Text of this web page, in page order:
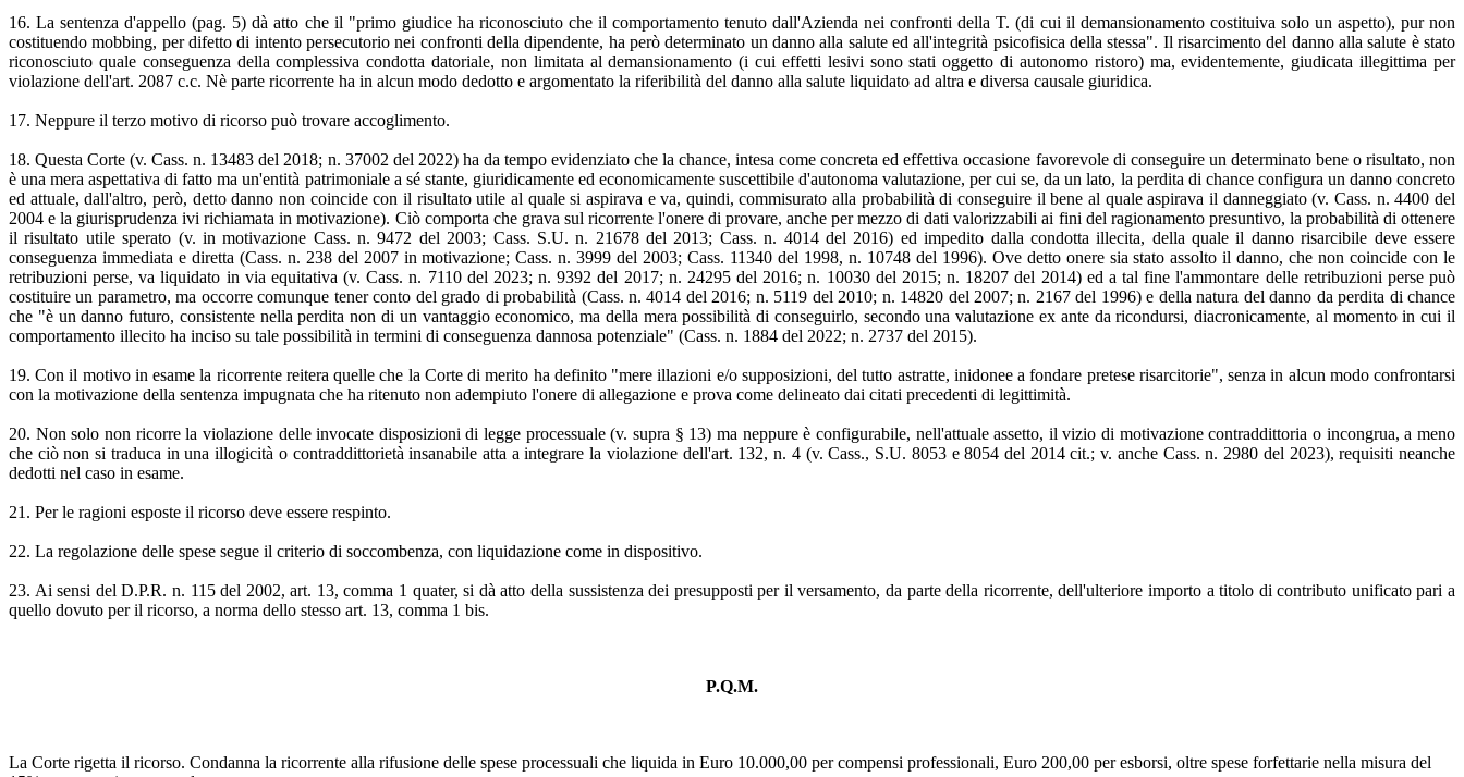
16. La sentenza d'appello (pag. 5) dà atto che il "primo giudice ha riconosciuto che il comportamento tenuto dall'Azienda nei confronti della T. (di cui il demansionamento costituiva solo un aspetto), pur non
costituendo mobbing, per difetto di intento persecutorio nei confronti della dipendente, ha però determinato un danno alla salute ed all'integrità psicofisica della stessa". Il risarcimento del danno alla salute è stato
riconosciuto quale conseguenza della complessiva condotta datoriale, non limitata al demansionamento (i cui effetti lesivi sono stati oggetto di autonomo ristoro) ma, evidentemente, giudicata illegittima per
violazione dell'art. 2087 c.c. Nè parte ricorrente ha in alcun modo dedotto e argomentato la riferibilità del danno alla salute liquidato ad altra e diversa causale giuridica.
17. Neppure il terzo motivo di ricorso può trovare accoglimento.
18. Questa Corte (v. Cass. n. 13483 del 2018; n. 37002 del 2022) ha da tempo evidenziato che la chance, intesa come concreta ed effettiva occasione favorevole di conseguire un determinato bene o risultato, non
è una mera aspettativa di fatto ma un'entità patrimoniale a sé stante, giuridicamente ed economicamente suscettibile d'autonoma valutazione, per cui se, da un lato, la perdita di chance configura un danno concreto
ed attuale, dall'altro, però, detto danno non coincide con il risultato utile al quale si aspirava e va, quindi, commisurato alla probabilità di conseguire il bene al quale aspirava il danneggiato (v. Cass. n. 4400 del
2004 e la giurisprudenza ivi richiamata in motivazione). Ciò comporta che grava sul ricorrente l'onere di provare, anche per mezzo di dati valorizzabili ai fini del ragionamento presuntivo, la probabilità di ottenere
il risultato utile sperato (v. in motivazione Cass. n. 9472 del 2003; Cass. S.U. n. 21678 del 2013; Cass. n. 4014 del 2016) ed impedito dalla condotta illecita, della quale il danno risarcibile deve essere
conseguenza immediata e diretta (Cass. n. 238 del 2007 in motivazione; Cass. n. 3999 del 2003; Cass. 11340 del 1998, n. 10748 del 1996). Ove detto onere sia stato assolto il danno, che non coincide con le
retribuzioni perse, va liquidato in via equitativa (v. Cass. n. 7110 del 2023; n. 9392 del 2017; n. 24295 del 2016; n. 10030 del 2015; n. 18207 del 2014) ed a tal fine l'ammontare delle retribuzioni perse può
costituire un parametro, ma occorre comunque tener conto del grado di probabilità (Cass. n. 4014 del 2016; n. 5119 del 2010; n. 14820 del 2007; n. 2167 del 1996) e della natura del danno da perdita di chance
che "è un danno futuro, consistente nella perdita non di un vantaggio economico, ma della mera possibilità di conseguirlo, secondo una valutazione ex ante da ricondursi, diacronicamente, al momento in cui il
comportamento illecito ha inciso su tale possibilità in termini di conseguenza dannosa potenziale" (Cass. n. 1884 del 2022; n. 2737 del 2015).
19. Con il motivo in esame la ricorrente reitera quelle che la Corte di merito ha definito "mere illazioni e/o supposizioni, del tutto astratte, inidonee a fondare pretese risarcitorie", senza in alcun modo confrontarsi
con la motivazione della sentenza impugnata che ha ritenuto non adempiuto l'onere di allegazione e prova come delineato dai citati precedenti di legittimità.
20. Non solo non ricorre la violazione delle invocate disposizioni di legge processuale (v. supra § 13) ma neppure è configurabile, nell'attuale assetto, il vizio di motivazione contraddittoria o incongrua, a meno
che ciò non si traduca in una illogicità o contraddittorietà insanabile atta a integrare la violazione dell'art. 132, n. 4 (v. Cass., S.U. 8053 e 8054 del 2014 cit.; v. anche Cass. n. 2980 del 2023), requisiti neanche
dedotti nel caso in esame.
21. Per le ragioni esposte il ricorso deve essere respinto.
22. La regolazione delle spese segue il criterio di soccombenza, con liquidazione come in dispositivo.
23. Ai sensi del D.P.R. n. 115 del 2002, art. 13, comma 1 quater, si dà atto della sussistenza dei presupposti per il versamento, da parte della ricorrente, dell'ulteriore importo a titolo di contributo unificato pari a
quello dovuto per il ricorso, a norma dello stesso art. 13, comma 1 bis.
P.Q.M.
La Corte rigetta il ricorso. Condanna la ricorrente alla rifusione delle spese processuali che liquida in Euro 10.000,00 per compensi professionali, Euro 200,00 per esborsi, oltre spese forfettarie nella misura del